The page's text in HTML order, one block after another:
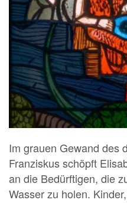
Im grauen Gewand des
Franziskus schöpft
an die Bedürftigen, die
Wasser zu holen.